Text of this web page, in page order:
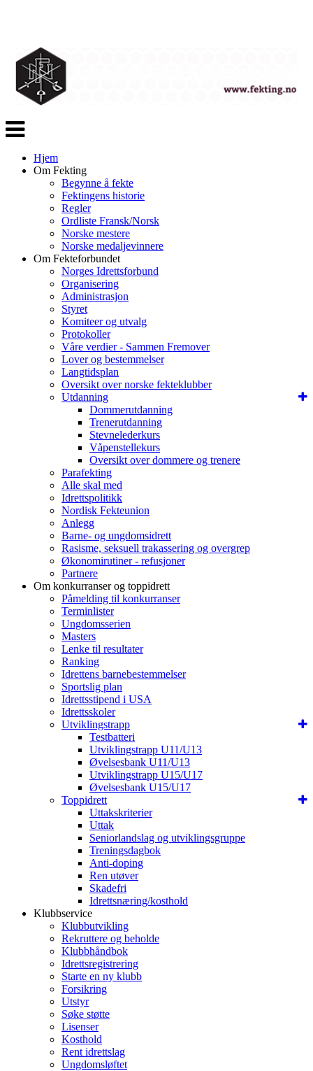
Veksle
navigasjon
Hjem
Om Fekting
Begynne å fekte
Fektingens historie
Regler
Ordliste Fransk/Norsk
Norske mestere
Norske medaljevinnere
Om Fekteforbundet
Norges Idrettsforbund
Organisering
Administrasjon
Styret
Komiteer og utvalg
Protokoller
Våre verdier - Sammen Fremover
Lover og bestemmelser
Langtidsplan
Oversikt over norske fekteklubber
Utdanning
Dommerutdanning
Trenerutdanning
Stevnelederkurs
Våpenstellekurs
Oversikt over dommere og trenere
Parafekting
Alle skal med
Idrettspolitikk
Nordisk Fekteunion
Anlegg
Barne- og ungdomsidrett
Rasisme, seksuell trakassering og overgrep
Økonomirutiner - refusjoner
Partnere
Om konkurranser og toppidrett
Påmelding til konkurranser
Terminlister
Ungdomsserien
Masters
Lenke til resultater
Ranking
Idrettens barnebestemmelser
Sportslig plan
Idrettsstipend i USA
Idrettsskoler
Utviklingstrapp
Testbatteri
Utviklingstrapp U11/U13
Øvelsesbank U11/U13
Utviklingstrapp U15/U17
Øvelsesbank U15/U17
Toppidrett
Uttakskriterier
Uttak
Seniorlandslag og utviklingsgruppe
Treningsdagbok
Anti-doping
Ren utøver
Skadefri
Idrettsnæring/kosthold
Klubbservice
Klubbutvikling
Rekruttere og beholde
Klubbhåndbok
Idrettsregistrering
Starte en ny klubb
Forsikring
Utstyr
Søke støtte
Lisenser
Kosthold
Rent idrettslag
Ungdomsløftet